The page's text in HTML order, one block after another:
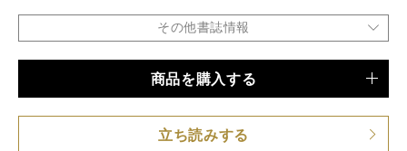
その他書誌情報
仕様 B5変形判 / 160ページ
商品を購入する
立ち読みする